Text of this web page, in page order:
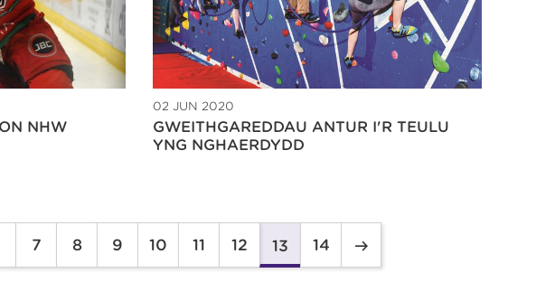
NHW
02 JUN 2020
GWEITHGAREDDAU ANTUR I'R TEULU
YNG NGHAERDYDD
7 8 9 10 11 12 13 14